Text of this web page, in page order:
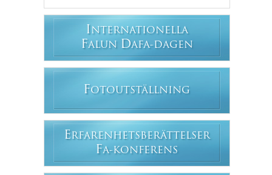
INTERNATIONELLA
FALUN DAFA-DAGEN
FOTOUTSTÄLLNING
ERFARENHETSBERÄTTELSER
FA-KONFERENS